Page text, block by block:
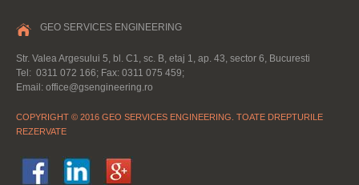
GEO SERVICES ENGINEERING
Str. Valea Argesului 5, bl. C1, sc. B, etaj 1, ap. 43, sector 6, Bucuresti
Tel: 0311 072 166; Fax: 0311 075 459;
Email: office@gsengineering.ro
COPYRIGHT © 2016 GEO SERVICES ENGINEERING. TOATE DREPTURILE
REZERVATE